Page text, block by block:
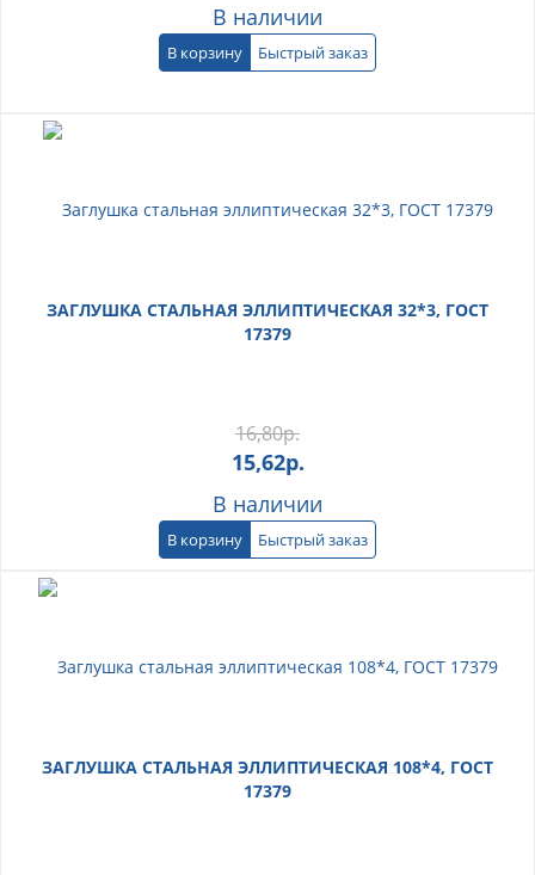
В наличии
В корзину Быстрый заказ
ЗАГЛУШКА СТАЛЬНАЯ ЭЛЛИПТИЧЕСКАЯ 32*3, ГОСТ
17379
16,80р.
15,62р.
В наличии
В корзину Быстрый заказ
ЗАГЛУШКА СТАЛЬНАЯ ЭЛЛИПТИЧЕСКАЯ 108*4, ГОСТ
17379